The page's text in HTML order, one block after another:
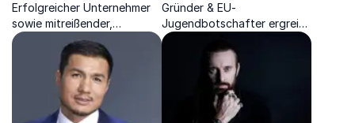
Erfolgreicher Unternehmer
sowie mitreißender,
humorvoller Vortrags-
Experte für digitale
Transformation und
Leadership.
Gründer & EU-
Jugendbotschafter ergreift
mit seiner
Lebensgeschichte, die ein
Beispiel für Inklusion für
junge Menschen &
Unternehmen darstellt.